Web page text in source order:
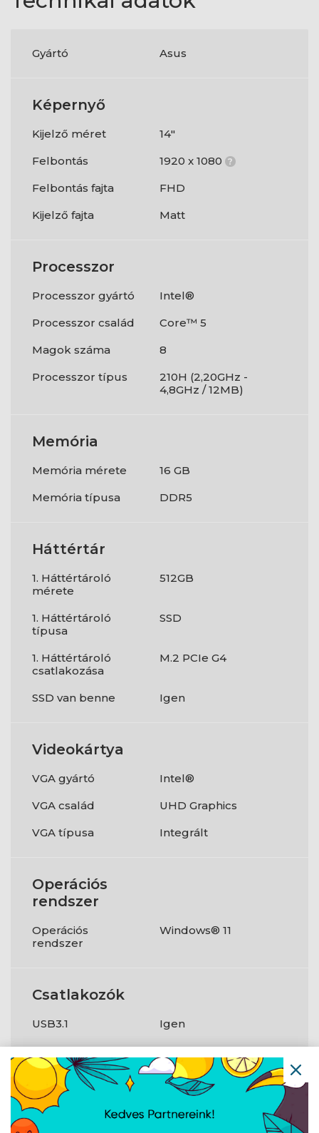
Gyártó Asus
Képernyő
Kijelző méret
14"
Felbontás
1920 x 1080 ?
Felbontás fajta
FHD
Kijelző fajta
Matt
Processzor
Processzor gyártó
Intel®
Processzor család
Core™ 5
Magok száma
8
Processzor típus
210H (2,20GHz -
4,8GHz / 12MB)
Memória
Memória mérete
16 GB
Memória típusa
DDR5
Háttértár
1. Háttértároló
mérete
512GB
1. Háttértároló
típusa
SSD
1. Háttértároló
csatlakozása
M.2 PCIe G4
SSD van benne Igen
Videokártya
VGA gyártó
Intel®
VGA család
UHD Graphics
VGA típusa
Integrált
Operációs
rendszer
Operációs
rendszer
Windows® 11
Csatlakozók
USB3.1
Igen
HDMI
Igen
LAN
Gigabit
WLAN